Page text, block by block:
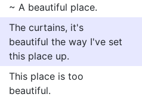
~ A beautiful place.
The curtains, it's
beautiful the way I've set
this place up.
This place is too
beautiful.